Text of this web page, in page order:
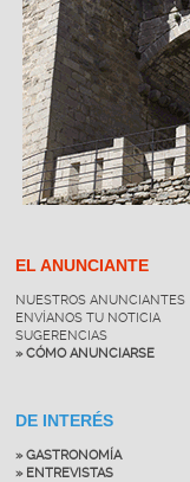
EL ANUNCIANTE
NUESTROS ANUNCIANTES
ENVÍANOS TU NOTICIA
SUGERENCIAS
» CÓMO ANUNCIARSE
DE INTERÉS
» GASTRONOMÍA
» ENTREVISTAS